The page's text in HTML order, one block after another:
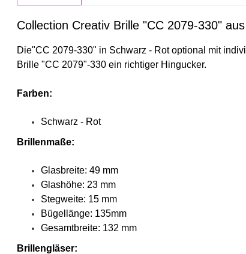
Collection Creativ Brille "CC 2079-330"
Die"CC 2079-330" in Schwarz - Rot optional mit
Brille "CC 2079"-330 ein richtiger Hingucker.
Farben:
Schwarz - Rot
Brillenmaße:
Glasbreite: 49 mm
Glashöhe: 23 mm
Stegweite: 15 mm
Bügellänge: 135mm
Gesamtbreite: 132 mm
Brillengläser: